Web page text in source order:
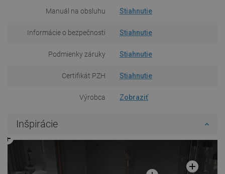
Manuál na obsluhu Stiahnutie
Informácie o bezpečnosti Stiahnutie
Podmienky záruky Stiahnutie
Certifikát PZH Stiahnutie
Výrobca Zobraziť
Inšpirácie